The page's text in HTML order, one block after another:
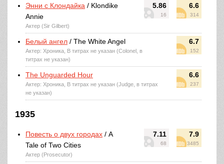
5.86
16
6.6
314
Энни с Клондайка / Klondike
Annie
Актер (Sir Gilbert)
6.7
152
Белый ангел / The White Angel
Актер: Хроника, В титрах не указан (Colonel, в
титрах не указан)
6.6
237
The Unguarded Hour
Актер: Хроника, В титрах не указан (Judge, в титрах
не указан)
1935
7.11
68
7.9
3485
Повесть о двух городах / A
Tale of Two Cities
Актер (Prosecutor)